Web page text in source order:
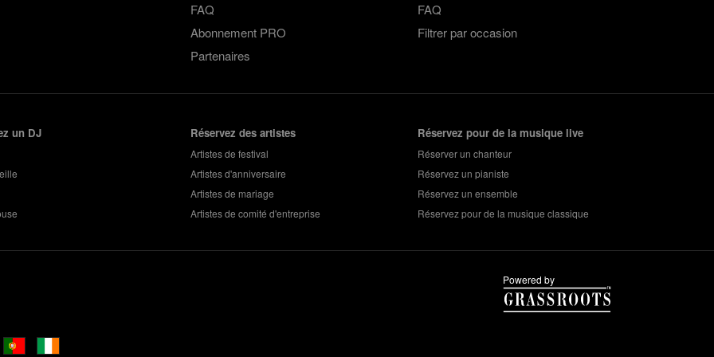
FAQ
Abonnement PRO
Partenaires
FAQ
Filtrer par occasion
un DJ Réservez des artistes
Artistes de festival
Artistes d'anniversaire
Artistes de mariage
Artistes de comité d'entreprise
Réservez pour de la musique live
Réserver un chanteur
Réservez un pianiste
Réservez un ensemble
Réservez pour de la musique classique